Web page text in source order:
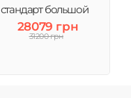
стандарт большой
28079 грн
31200 грн